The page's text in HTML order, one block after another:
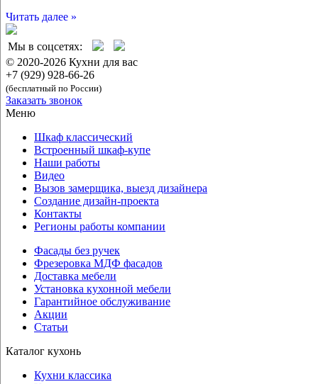
Читать далее »
Мы в соцсетях:
© 2020-2026 Кухни для вас
+7 (929) 928-66-26
(бесплатный по России)
Заказать звонок
Меню
Шкаф классический
Встроенный шкаф-купе
Наши работы
Видео
Вызов замерщика, выезд дизайнера
Создание дизайн-проекта
Контакты
Регионы работы компании
Фасады без ручек
Фрезеровка МДФ фасадов
Доставка мебели
Установка кухонной мебели
Гарантийное обслуживание
Акции
Статьи
Каталог кухонь
Кухни классика